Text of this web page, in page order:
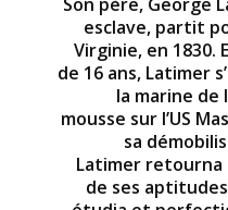
esclave, partit
Virginie, en 1830.
de 16 ans, Latimer
la marine de
mousse sur l’US
sa
Latimer
de ses